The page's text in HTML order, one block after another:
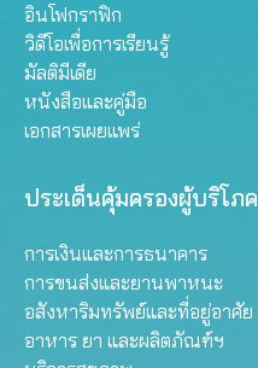
อินโฟกราฟิก
วิดีโอเพื่อการเรียนรู้
มัลติมีเดีย
หนังสือและคู่มือ
เอกสารเผยแพร่
ประเด็นคุ้มครองผู้บริโภค
การเงินและการธนาคาร
การขนส่งและยานพาหนะ
อสังหาริมทรัพย์และที่อยู่อาศัย
อาหาร ยา และผลิตภัณฑ์ฯ